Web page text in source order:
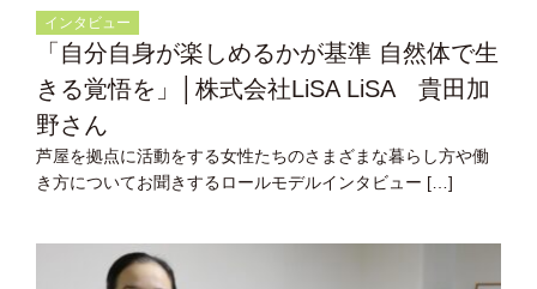
インタビュー
「自分自身が楽しめるかが基準 自然体で生
きる覚悟を」│株式会社LiSA LiSA 貴田加
野さん
芦屋を拠点に活動をする女性たちのさまざまな暮らし方や働
き方についてお聞きするロールモデルインタビュー […]